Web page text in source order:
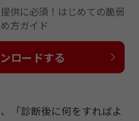
供に必須！はじめての脆弱
方ガイド
ロードする
「診断後に何をすればよ